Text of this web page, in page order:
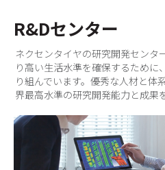
R&Dセンター
ネクセンタイヤの研究開発センタ
り高い生活水準を確保するために
り組んでいます。優秀な人材と体
界最高水準の研究開発能力と成果